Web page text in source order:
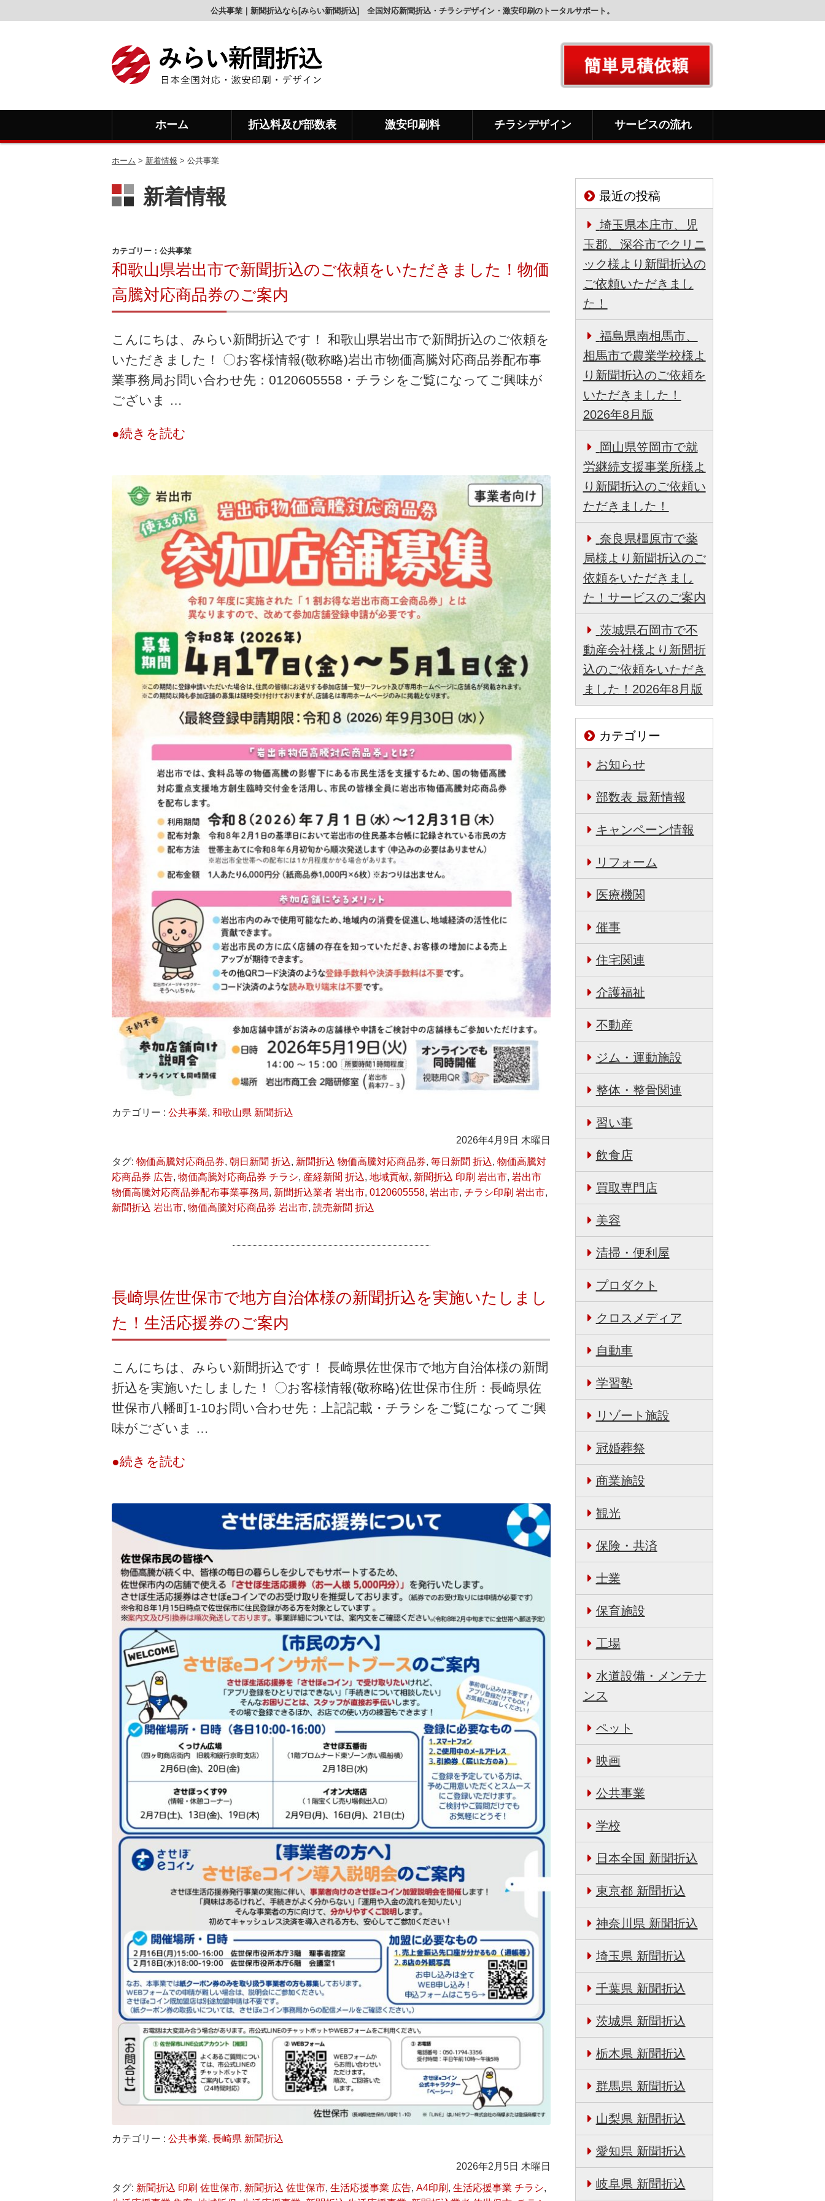
公共事業｜新聞折込なら[みらい新聞折込] 全国対応新聞折込・チラシデザイン・激安印刷のトータルサポート。
ホーム 折込料及び部数表 激安印刷料 チラシデザイン サービスの流れ
ホーム > 新着情報 > 公共事業
新着情報
カテゴリー：公共事業
和歌山県岩出市で新聞折込のご依頼をいただきました！物価
高騰対応商品券のご案内
こんにちは、みらい新聞折込です！ 和歌山県岩出市で新聞折込のご依頼を
いただきました！ 〇お客様情報(敬称略)岩出市物価高騰対応商品券配布事
業事務局お問い合わせ先：0120605558・チラシをご覧になってご興味が
ございま …
●続きを読む
カテゴリー : 公共事業, 和歌山県 新聞折込
2026年4月9日 木曜日
タグ: 物価高騰対応商品券, 朝日新聞 折込, 新聞折込 物価高騰対応商品券, 毎日新聞 折込, 物価高騰対
応商品券 広告, 物価高騰対応商品券 チラシ, 産経新聞 折込, 地域貢献, 新聞折込 印刷 岩出市, 岩出市
物価高騰対応商品券配布事業事務局, 新聞折込業者 岩出市, 0120605558, 岩出市, チラシ印刷 岩出市,
新聞折込 岩出市, 物価高騰対応商品券 岩出市, 読売新聞 折込
長崎県佐世保市で地方自治体様の新聞折込を実施いたしまし
た！生活応援券のご案内
こんにちは、みらい新聞折込です！ 長崎県佐世保市で地方自治体様の新聞
折込を実施いたしました！ 〇お客様情報(敬称略)佐世保市住所：長崎県佐
世保市八幡町1-10お問い合わせ先：上記記載・チラシをご覧になってご興
味がございま …
●続きを読む
カテゴリー : 公共事業, 長崎県 新聞折込
2026年2月5日 木曜日
タグ: 新聞折込 印刷 佐世保市, 新聞折込 佐世保市, 生活応援事業 広告, A4印刷 , 生活応援事業 チラシ,
最近の投稿
埼玉県本庄市、児
玉郡、深谷市でクリニ
ック様より新聞折込の
ご依頼いただきまし
た！
福島県南相馬市、
相馬市で農業学校様よ
り新聞折込のご依頼を
いただきました！
2026年8月版
岡山県笠岡市で就
労継続支援事業所様よ
り新聞折込のご依頼い
ただきました！
奈良県橿原市で薬
局様より新聞折込のご
依頼をいただきまし
た！サービスのご案内
茨城県石岡市で不
動産会社様より新聞折
込のご依頼をいただき
ました！2026年8月版
カテゴリー
お知らせ
部数表 最新情報
キャンペーン情報
リフォーム
医療機関
催事
住宅関連
介護福祉
不動産
ジム・運動施設
整体・整骨関連
習い事
飲食店
買取専門店
美容
清掃・便利屋
プロダクト
クロスメディア
自動車
学習塾
リゾート施設
冠婚葬祭
商業施設
観光
保険・共済
士業
保育施設
工場
水道設備・メンテナ
ンス
ペット
映画
公共事業
学校
日本全国 新聞折込
東京都 新聞折込
神奈川県 新聞折込
埼玉県 新聞折込
千葉県 新聞折込
茨城県 新聞折込
栃木県 新聞折込
群馬県 新聞折込
山梨県 新聞折込
愛知県 新聞折込
岐阜県 新聞折込